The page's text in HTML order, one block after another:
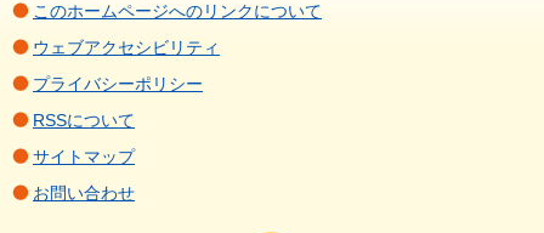
このホームページへのリンクについて
ウェブアクセシビリティ
プライバシーポリシー
RSSについて
サイトマップ
お問い合わせ